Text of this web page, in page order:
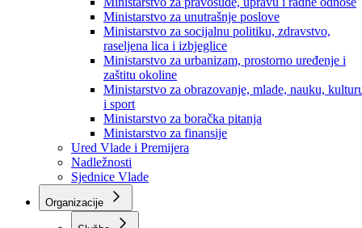
Ministarstva
Ministarstvo za privredu
Ministarstvo za pravosuđe, upravu i radne odnose
Ministarstvo za unutrašnje poslove
Ministarstvo za socijalnu politiku, zdravstvo,
raseljena lica i izbjeglice
Ministarstvo za urbanizam, prostorno uređenje i
zaštitu okoline
Ministarstvo za obrazovanje, mlade, nauku,
i sport
Ministarstvo za boračka pitanja
Ministarstvo za finansije
Ured Vlade i Premijera
Nadležnosti
Sjednice Vlade